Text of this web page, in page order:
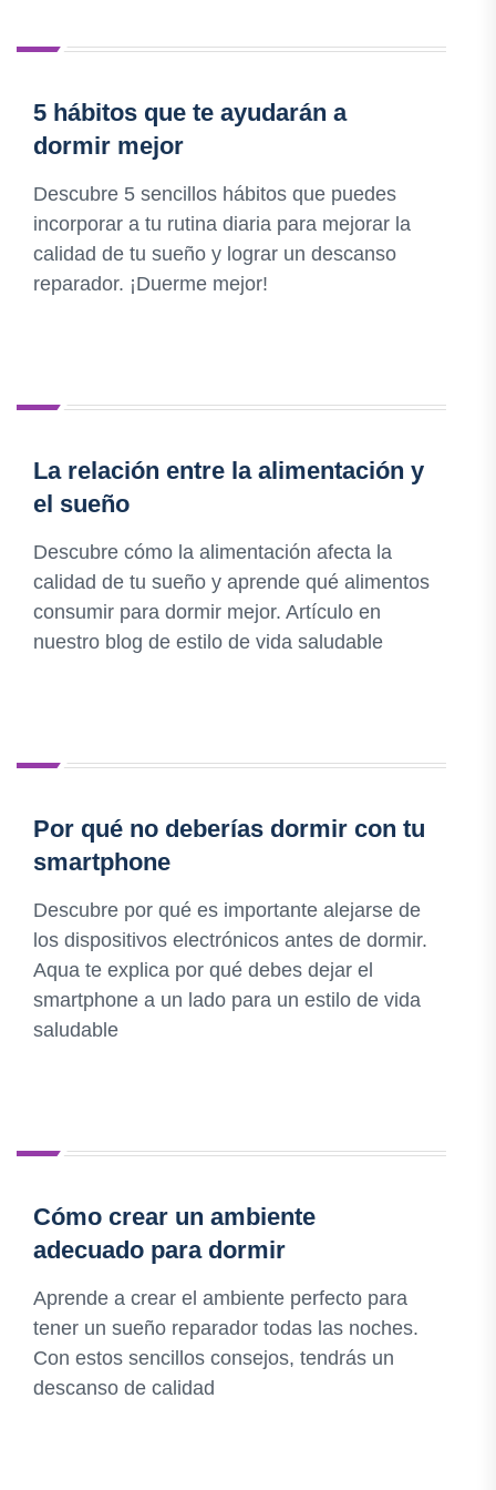
5 hábitos que te ayudarán a
dormir mejor
Descubre 5 sencillos hábitos que puedes
incorporar a tu rutina diaria para mejorar la
calidad de tu sueño y lograr un descanso
reparador. ¡Duerme mejor!
La relación entre la alimentación y
el sueño
Descubre cómo la alimentación afecta la
calidad de tu sueño y aprende qué alimentos
consumir para dormir mejor. Artículo en
nuestro blog de estilo de vida saludable
Por qué no deberías dormir con tu
smartphone
Descubre por qué es importante alejarse de
los dispositivos electrónicos antes de dormir.
Aqua te explica por qué debes dejar el
smartphone a un lado para un estilo de vida
saludable
Cómo crear un ambiente
adecuado para dormir
Aprende a crear el ambiente perfecto para
tener un sueño reparador todas las noches.
Con estos sencillos consejos, tendrás un
descanso de calidad